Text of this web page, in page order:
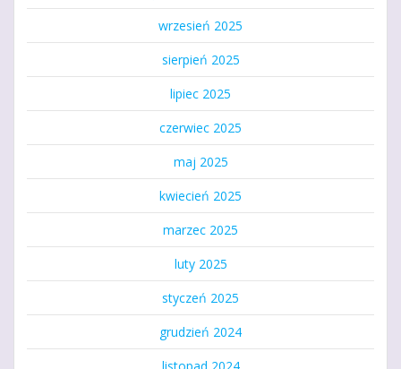
wrzesień 2025
sierpień 2025
lipiec 2025
czerwiec 2025
maj 2025
kwiecień 2025
marzec 2025
luty 2025
styczeń 2025
grudzień 2024